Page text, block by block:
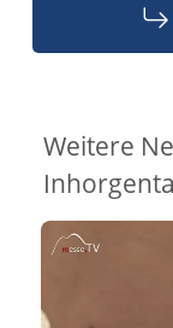
Weitere